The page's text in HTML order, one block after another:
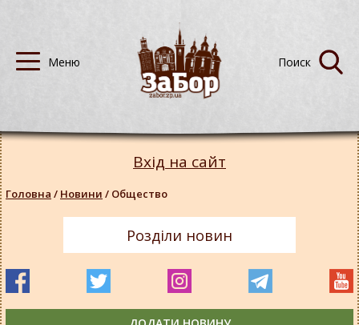
Вхід на сайт
Головна / Новини / Общество
Розділи новин